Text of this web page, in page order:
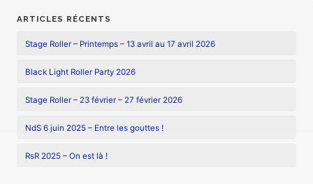
ARTICLES RÉCENTS
Stage Roller – Printemps – 13 avril au 17 avril 2026
Black Light Roller Party 2026
Stage Roller – 23 février – 27 février 2026
NdS 6 juin 2025 – Entre les gouttes !
RsR 2025 – On est là !